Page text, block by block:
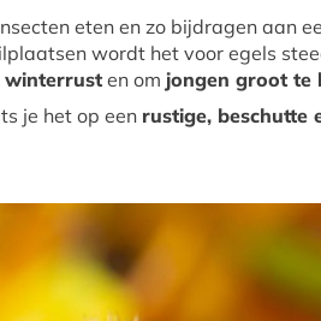
eten en zo bijdragen aan
wordt het voor egels
winterrust en om jongen groot te
je het op een rustige, beschutte